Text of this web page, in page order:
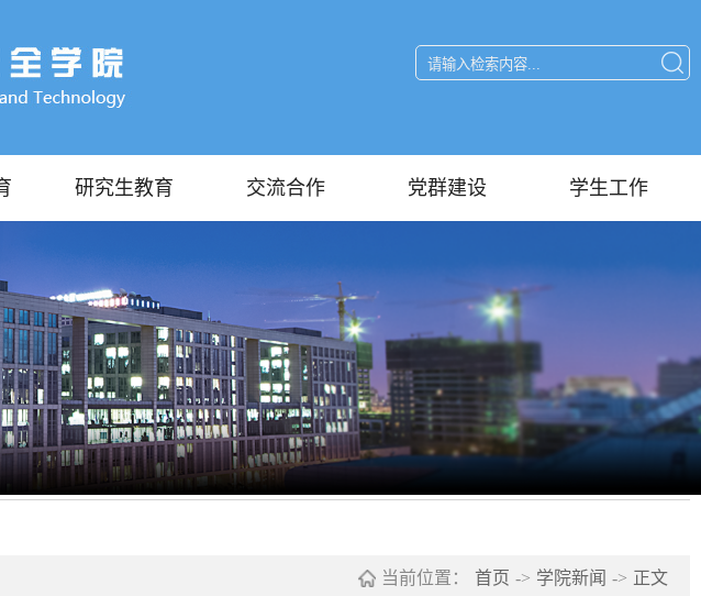
研究生教育 交流合作 党群建设 学生工作
当前位置： 首页 -> 学院新闻 -> 正文